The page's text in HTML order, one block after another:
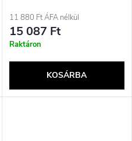
11 880 Ft ÁFA nélkül
15 087 Ft
Raktáron
KOSÁRBA